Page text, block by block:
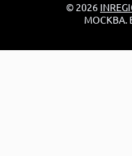
© 2026
МОСКВА.